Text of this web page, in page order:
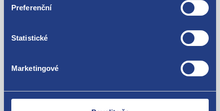
Preferenční
Statistické
Marketingové
AM51-18470-AC38C5 AM51-18470-AB38C5 1838679